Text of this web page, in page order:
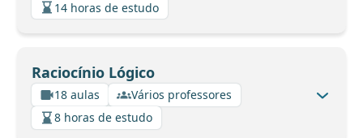
14 horas de estudo
Raciocínio Lógico
18 aulas
Vários professores
8 horas de estudo